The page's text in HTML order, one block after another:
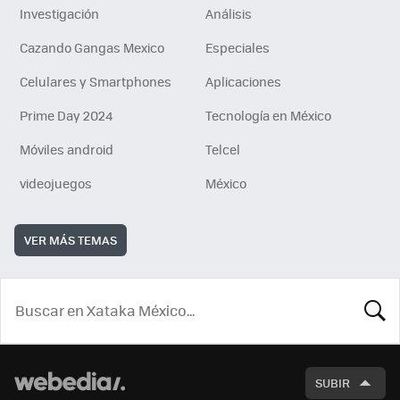
Investigación
Análisis
Cazando Gangas Mexico
Especiales
Celulares y Smartphones
Aplicaciones
Prime Day 2024
Tecnología en México
Móviles android
Telcel
videojuegos
México
VER MÁS TEMAS
SUBIR